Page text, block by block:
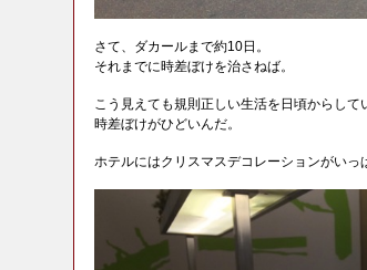
さて、ダカールまで約10日。
それまでに時差ぼけを治さねば。
こう見えても規則正しい生活を日頃からして
時差ぼけがひどいんだ。
ホテルにはクリスマスデコレーションがいっ